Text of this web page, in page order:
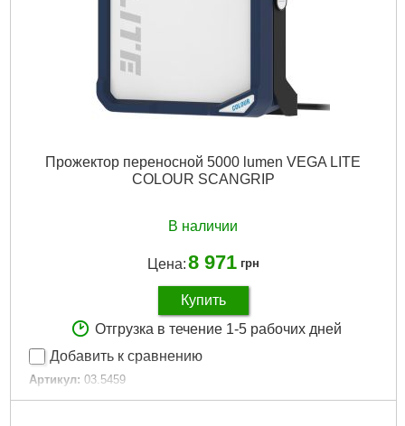
Прожектор переносной 5000 lumen VEGA LITE
COLOUR SCANGRIP
В наличии
Цена:8 971 грн
Купить
Отгрузка в течение 1-5 рабочих дней
Добавить к сравнению
Артикул: 03.5459
Код товара: 29.11.55